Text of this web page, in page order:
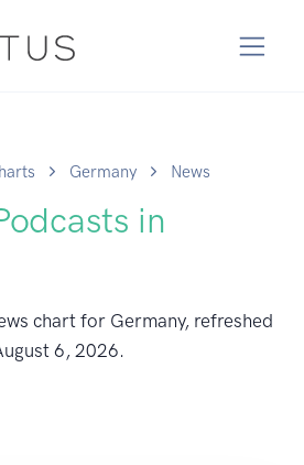
Germany News
in
chart for Germany, refreshed
6, 2026.